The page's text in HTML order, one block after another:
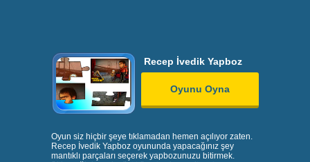
Recep İvedik Yapboz
Oyunu Oyna
Oyun siz hiçbir şeye tıklamadan hemen açılıyor zaten.
Recep İvedik Yapboz oyununda yapacağınız şey
mantıklı parçaları seçerek yapbozunuzu bitirmek.